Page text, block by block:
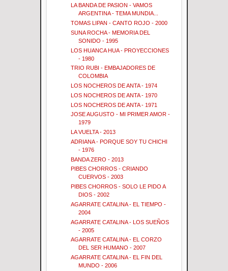
LA BANDA DE PASION - VAMOS
ARGENTINA - TEMA MUNDIA...
TOMAS LIPAN - CANTO ROJO - 2000
SUNA ROCHA - MEMORIA DEL
SONIDO - 1995
LOS HUANCA HUA - PROYECCIONES
- 1980
TRIO RUBI - EMBAJADORES DE
COLOMBIA
LOS NOCHEROS DE ANTA - 1974
LOS NOCHEROS DE ANTA - 1970
LOS NOCHEROS DE ANTA - 1971
JOSE AUGUSTO - MI PRIMER AMOR -
1979
LA VUELTA - 2013
ADRIANA - PORQUE SOY TU CHICHI
- 1976
BANDA ZERO - 2013
PIBES CHORROS - CRIANDO
CUERVOS - 2003
PIBES CHORROS - SOLO LE PIDO A
DIOS - 2002
AGARRATE CATALINA - EL TIEMPO -
2004
AGARRATE CATALINA - LOS SUEÑOS
- 2005
AGARRATE CATALINA - EL CORZO
DEL SER HUMANO - 2007
AGARRATE CATALINA - EL FIN DEL
MUNDO - 2006